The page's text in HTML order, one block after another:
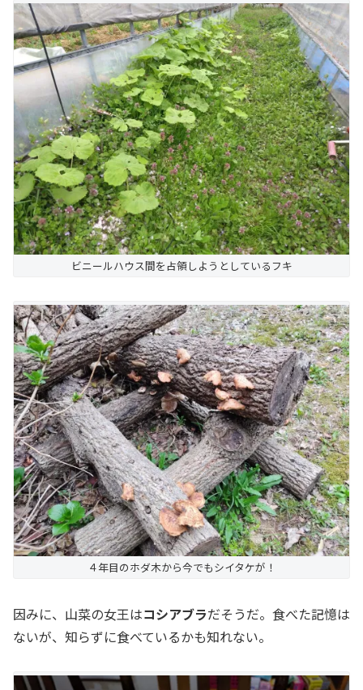
ビニールハウス間を占領しようとしているフキ
４年目のホダ木から今でもシイタケが！
因みに、山菜の女王はコシアブラだそうだ。食べた記憶は
ないが、知らずに食べているかも知れない。